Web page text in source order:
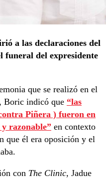
a las declaraciones del
funeral del expresidente
que se realizó en el
Boric indicó que “las
Piñera ) fueron en
razonable” en contexto
que él era oposición y el
con The Clinic, Jadue